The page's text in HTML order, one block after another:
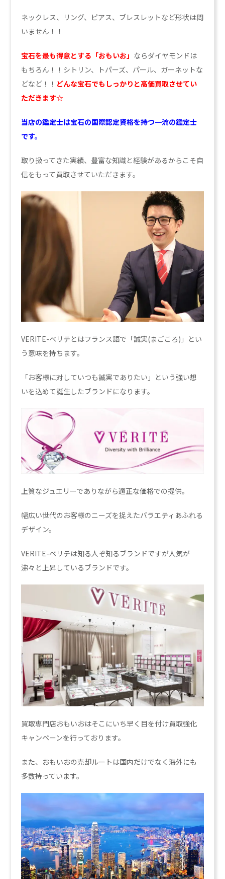
ネックレス、リング、ピアス、ブレスレットなど形状は問
いません！！
宝石を最も得意とする「おもいお」 ならダイヤモンドは
もちろん！！シトリン、トパーズ、パール、ガーネットな
どなど！！ どんな宝石でもしっかりと高価買取させてい
ただきます☆
当店の鑑定士は宝石の国際認定資格を持つ一流の鑑定士
です。
取り扱ってきた実績、豊富な知識と経験があるからこそ自
信をもって買取させていただきます。
VERITE-ベリテとはフランス語で「誠実(まごころ)」とい
う意味を持ちます。
「お客様に対していつも誠実でありたい」という強い想
いを込めて誕生したブランドになります。
上質なジュエリーでありながら適正な価格での提供。
幅広い世代のお客様のニーズを捉えたバラエティあふれる
デザイン。
VERITE-ベリテは知る人ぞ知るブランドですが人気が
沸々と上昇しているブランドです。
買取専門店おもいおはそこにいち早く目を付け買取強化
キャンペーンを行っております。
また、おもいおの売却ルートは国内だけでなく海外にも
多数持っています。